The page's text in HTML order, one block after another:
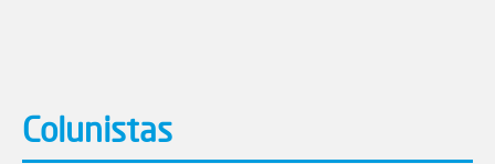
Colunistas